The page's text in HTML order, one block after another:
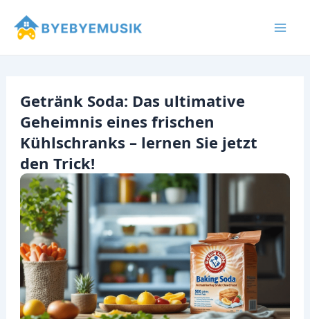
Inhalt
Getränk Soda: Das ultimative
Geheimnis eines frischen
Kühlschranks – lernen Sie jetzt
den Trick!